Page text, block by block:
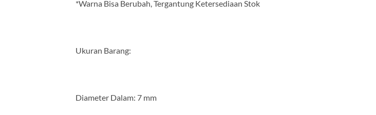
*Warna Bisa Berubah, Tergantung Ketersediaan Stok
Ukuran Barang:
Diameter Dalam: 7 mm